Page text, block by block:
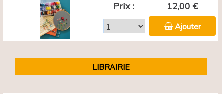
Prix : 12,00 €
Ajouter
LIBRAIRIE